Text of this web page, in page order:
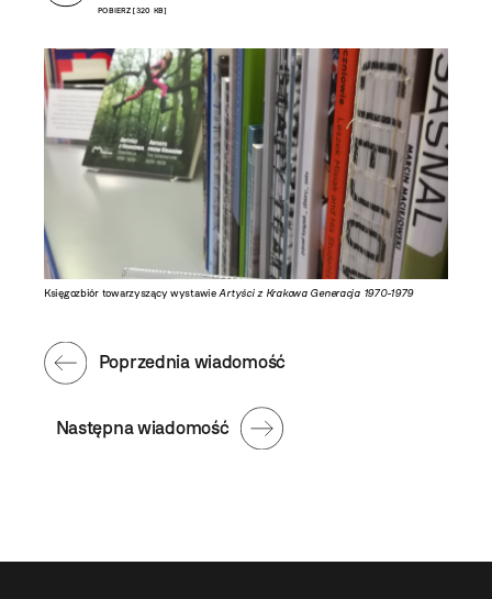
POBIERZ [320 KB]
Księgozbiór towarzyszący wystawie Artyści z Krakowa Generacja 1970-1979
Następna wiadomość
Poprzednia wiadomość